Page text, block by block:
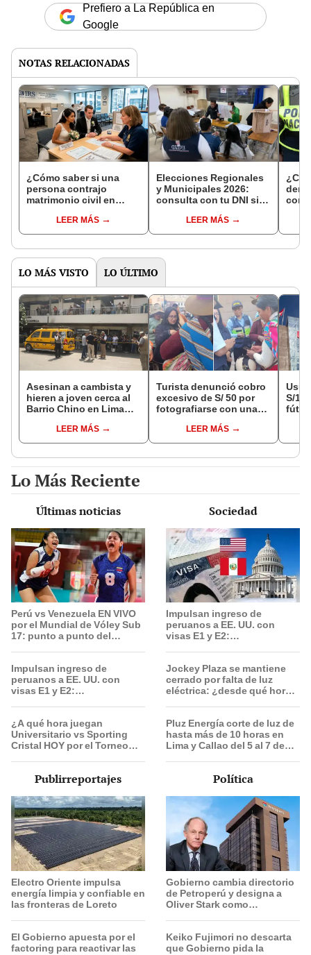
Prefiero a La República en
Google
NOTAS RELACIONADAS
¿Cómo saber si una
persona contrajo
matrimonio civil en
LEER MÁS
Elecciones Regionales
y Municipales 2026:
consulta con tu DNI si
de mesa para este 4 de
octubre en el link oficial
LEER MÁS
con
LO MÁS VISTO LO ÚLTIMO
Asesinan a cambista y
hieren a joven cerca al
Barrio Chino en Lima
sospechoso detenido
LEER MÁS
Turista denunció cobro
excesivo de S/ 50 por
fotografiarse con una
Serenazgo recuperó el
dinero
LEER MÁS
S/
Lo Más Reciente
Últimas noticias
Perú vs Venezuela EN VIVO
por el Mundial de Vóley Sub
17: punto a punto del
Impulsan ingreso de
peruanos a EE. UU. con
visas E1 y E2:
¿A qué hora juegan
Universitario vs Sporting
Cristal HOY por el Torneo
Sociedad
Impulsan ingreso de
peruanos a EE. UU. con
visas E1 y E2:
Jockey Plaza se mantiene
cerrado por falta de luz
eléctrica: ¿desde qué hora
Pluz Energía corte de luz de
hasta más de 10 horas en
Lima y Callao del 5 al 7 de
Publirreportajes
Electro Oriente impulsa
energía limpia y confiable en
las fronteras de Loreto
El Gobierno apuesta por el
factoring para reactivar las
Política
Gobierno cambia directorio
de Petroperú y designa a
Oliver Stark como
Keiko Fujimori no descarta
que Gobierno pida la